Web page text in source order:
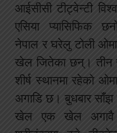
आईसीसी टीट्वेन्टी
एसिया प्यासिफिक
नेपाल र घरेलु टोली
खेल जितेका छन्।
शीर्ष स्थानमा रहेको
अगाडि छ। बुधबार साँझ
खेल एक खेल अगावै